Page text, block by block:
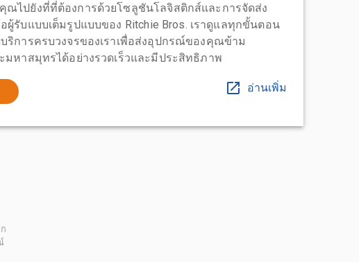
ณไปยังที่ที่ต้องการด้วยโซลูชันโลจิสติกส์และการจัดส่ง
ผู้รับแบบเต็มรูปแบบของ Ritchie Bros. เราดูแลทุกขั้นตอน
ริการครบวงจรของเราเพื่อส่งอุปกรณ์ของคุณข้าม
หาสมุทรได้อย่างรวดเร็วและมีประสิทธิภาพ
อ่านเพิ่ม